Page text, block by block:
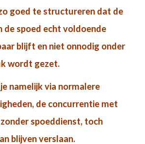
goed te structureren dat de
de spoed echt voldoende
blijft en niet onnodig onder
wordt gezet.
namelijk via normalere
de concurrentie met
spoeddienst, toch
blijven verslaan.